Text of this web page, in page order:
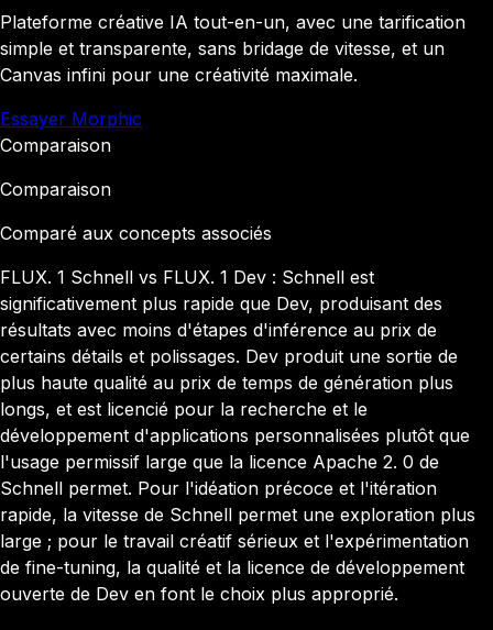
Plateforme créative IA tout-en-un, avec une tarification
simple et transparente, sans bridage de vitesse, et un
Canvas infini pour une créativité maximale.
Essayer Morphic
Comparaison
Comparaison
Comparé aux concepts associés
FLUX. 1 Schnell vs FLUX. 1 Dev : Schnell est
significativement plus rapide que Dev, produisant des
résultats avec moins d'étapes d'inférence au prix de
certains détails et polissages. Dev produit une sortie de
plus haute qualité au prix de temps de génération plus
longs, et est licencié pour la recherche et le
développement d'applications personnalisées plutôt que
l'usage permissif large que la licence Apache 2. 0 de
Schnell permet. Pour l'idéation précoce et l'itération
rapide, la vitesse de Schnell permet une exploration plus
large ; pour le travail créatif sérieux et l'expérimentation
de fine-tuning, la qualité et la licence de développement
ouverte de Dev en font le choix plus approprié.